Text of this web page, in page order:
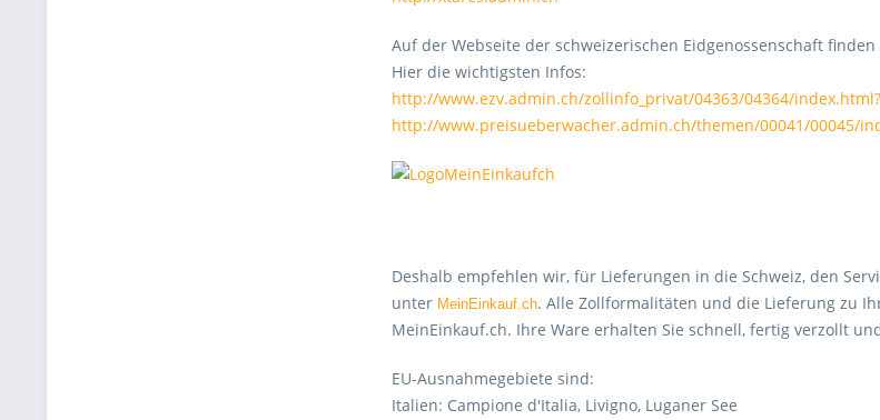
Auf der Webseite der schweizerischen Eidgenossenschaft
Hier die wichtigsten Infos:
http://www.ezv.admin.ch/zollinfo_privat/04363/04364/
http://www.preisueberwacher.admin.ch/themen/00041/00045/
Deshalb empfehlen wir, für Lieferungen in die Schweiz, den
unter MeinEinkauf.ch. Alle Zollformalitäten und die Lieferung zu
MeinEinkauf.ch. Ihre Ware erhalten Sie schnell, fertig verzollt
EU-Ausnahmegebiete sind:
Italien: Campione d'Italia, Livigno, Luganer See